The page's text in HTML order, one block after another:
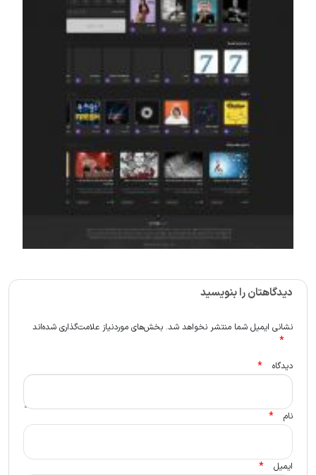
دیدگاهتان را بنویسید
نشانی ایمیل شما منتشر نخواهد شد. بخش‌های موردنیاز علامت‌گذاری شده‌اند
*
دیدگاه *
نام *
ایمیل *